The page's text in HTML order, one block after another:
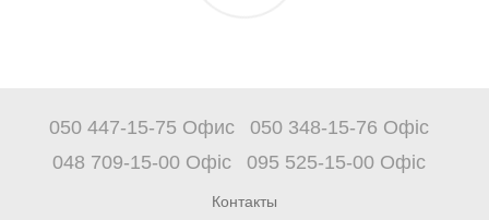
050 447-15-75 Офис
050 348-15-76 Офіс
048 709-15-00 Офіс
095 525-15-00 Офіс
Контакты